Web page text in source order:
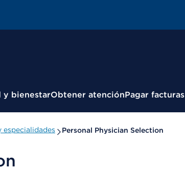
y bienestarObtener atenciónPagar facturas
especialidades Personal Physician Selection